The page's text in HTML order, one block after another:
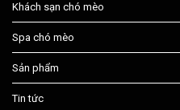
Khách sạn chó mèo
Spa chó mèo
Sản phẩm
Tin tức